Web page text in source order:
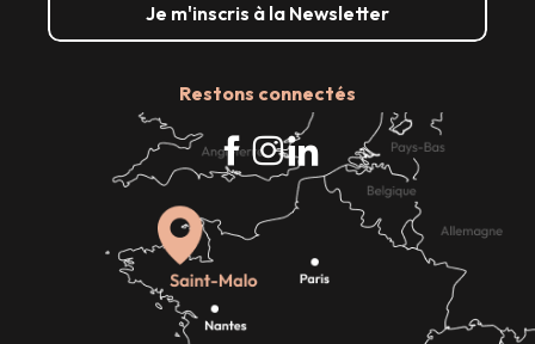
Je m'inscris à la Newsletter
Restons connectés